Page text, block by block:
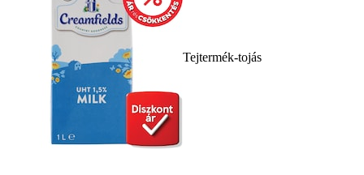
Tejtermék-tojás